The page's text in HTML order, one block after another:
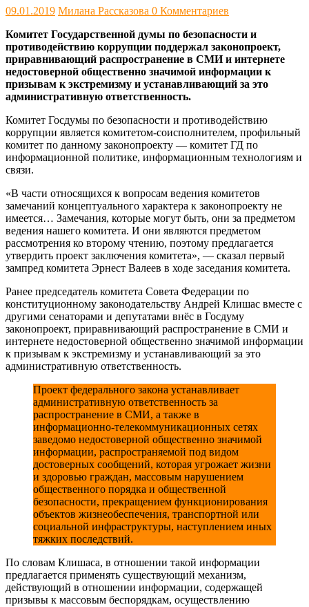
09.01.2019 Милана Рассказова 0 Комментариев
Комитет Государственной думы по безопасности и
противодействию коррупции поддержал законопроект,
приравнивающий распространение в СМИ и интернете
недостоверной общественно значимой информации к
призывам к экстремизму и устанавливающий за это
административную ответственность.
Комитет Госдумы по безопасности и противодействию
коррупции является комитетом-соисполнителем, профильный
комитет по данному законопроекту — комитет ГД по
информационной политике, информационным технологиям и
связи.
«В части относящихся к вопросам ведения комитетов
замечаний концептуального характера к законопроекту не
имеется… Замечания, которые могут быть, они за предметом
ведения нашего комитета. И они являются предметом
рассмотрения ко второму чтению, поэтому предлагается
утвердить проект заключения комитета», — сказал первый
зампред комитета Эрнест Валеев в ходе заседания комитета.
Ранее председатель комитета Совета Федерации по
конституционному законодательству Андрей Клишас вместе с
другими сенаторами и депутатами внёс в Госдуму
законопроект, приравнивающий распространение в СМИ и
интернете недостоверной общественно значимой информации
к призывам к экстремизму и устанавливающий за это
административную ответственность.
Проект федерального закона устанавливает
административную ответственность за
распространение в СМИ, а также в
информационно-телекоммуникационных сетях
заведомо недостоверной общественно значимой
информации, распространяемой под видом
достоверных сообщений, которая угрожает жизни
и здоровью граждан, массовым нарушением
общественного порядка и общественной
безопасности, прекращением функционирования
объектов жизнеобеспечения, транспортной или
социальной инфраструктуры, наступлением иных
тяжких последствий.
По словам Клишаса, в отношении такой информации
предлагается применять существующий механизм,
действующий в отношении информации, содержащей
призывы к массовым беспорядкам, осуществлению